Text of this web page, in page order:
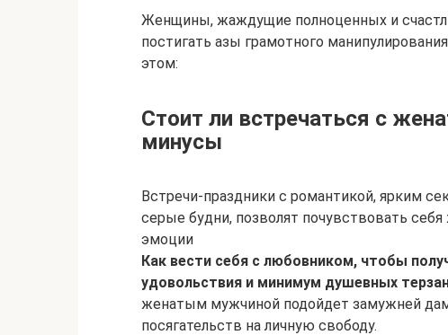
Женщины, жаждущие полноценных и
постигать азы грамотного
этом:
Стоит ли встречаться с
минусы
Встречи-праздники с романтикой, ярким
серые будни, позволят почувствовать
эмоции
Как вести себя с любовником, чтобы
удовольствия и минимум душевных
женатым мужчиной подойдет замужней
посягательств на личную свободу.